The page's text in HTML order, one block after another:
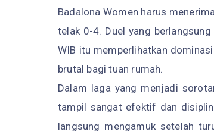
Badalona Women harus
telak 0-4. Duel yang
WIB itu memperlihatkan
brutal bagi tuan rumah.
Dalam laga yang menjadi
tampil sangat efektif dan
langsung mengamuk setelah